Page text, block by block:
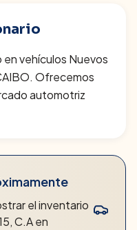
vehículos Nuevos
Ofrecemos
automotriz
el inventario
C.Aen